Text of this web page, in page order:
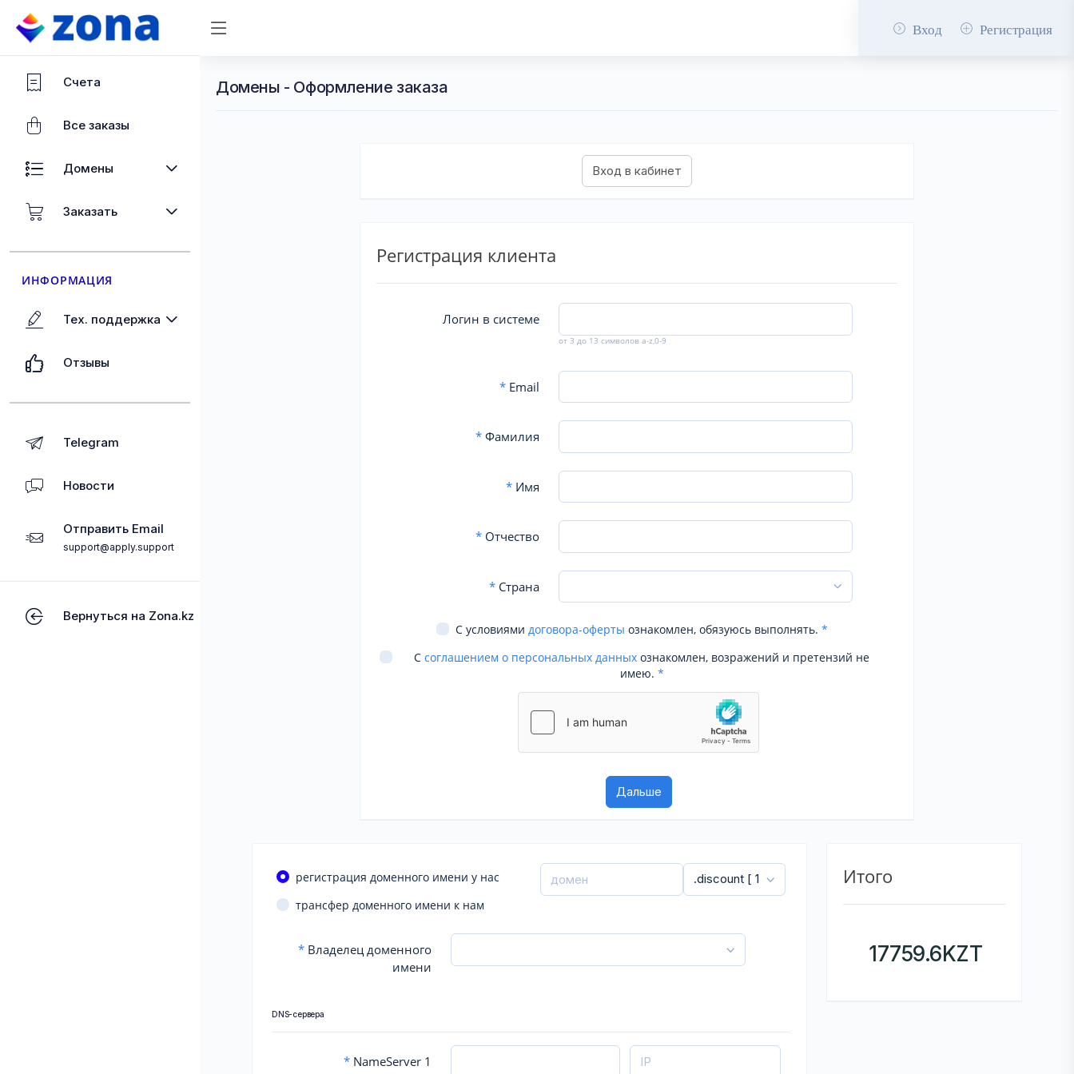
Вход Регистрация
Счета
Все заказы
Домены
Заказать
ИНФОРМАЦИЯ
Тех. поддержка
Отзывы
Telegram
Новости
Отправить Email
support@apply.support
Вернуться на Zona.kz
Домены - Оформление заказа
Регистрация клиента
Логин в системе
от 3 до 13 символов a-z,0-9
*Email
*Фамилия
*Имя
*Отчество
*Страна
С условиями договора-оферты ознакомлен, обязуюсь выполнять. *
С соглашением о персональных данных ознакомлен, возражений и претензий не
имею. *
регистрация доменного имени у нас
трансфер доменного имени к нам
* Владелец доменного
имени
DNS-сервера
* NameServer 1
Итого
17759.6KZT